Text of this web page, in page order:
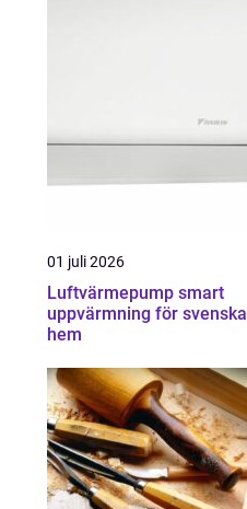
01 juli 2026
Luftvärmepump smart
uppvärmning för svenska
hem